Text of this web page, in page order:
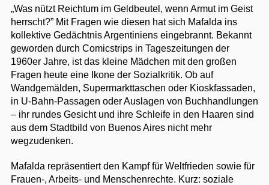
„Was nützt Reichtum im Geldbeutel, wenn Armut im Geist
herrscht?” Mit Fragen wie diesen hat sich Mafalda ins
kollektive Gedächtnis Argentiniens eingebrannt. Bekannt
geworden durch Comicstrips in Tageszeitungen der
1960er Jahre, ist das kleine Mädchen mit den großen
Fragen heute eine Ikone der Sozialkritik. Ob auf
Wandgemälden, Supermarkttaschen oder Kioskfassaden,
in U-Bahn-Passagen oder Auslagen von Buchhandlungen
– ihr rundes Gesicht und ihre Schleife in den Haaren sind
aus dem Stadtbild von Buenos Aires nicht mehr
wegzudenken.
Mafalda repräsentiert den Kampf für Weltfrieden sowie für
Frauen-, Arbeits- und Menschenrechte. Kurz: soziale